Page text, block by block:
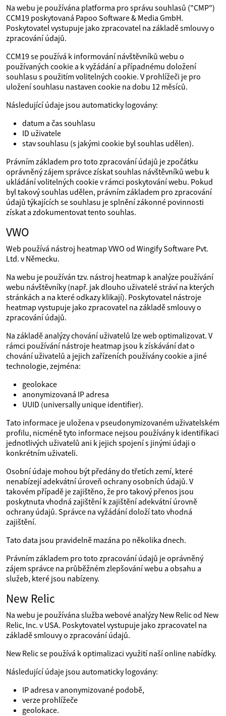
Na webu je používána platforma pro správu souhlasů ("CMP")
CCM19 poskytovaná Papoo Software & Media GmbH.
Poskytovatel vystupuje jako zpracovatel na základě smlouvy o
zpracování údajů.
CCM19 se používá k informování návštěvníků webu o
používaných cookie a k vyžádání a případnému doložení
souhlasu s použitím volitelných cookie. V prohlížeči je pro
uložení souhlasu nastaven cookie na dobu 12 měsíců.
Následující údaje jsou automaticky logovány:
datum a čas souhlasu
ID uživatele
stav souhlasu (s jakými cookie byl souhlas udělen).
Právním základem pro toto zpracování údajů je zpočátku
oprávněný zájem správce získat souhlas návštěvníků webu k
ukládání volitelných cookie v rámci poskytování webu. Pokud
byl takový souhlas udělen, právním základem pro zpracování
údajů týkajících se souhlasu je splnění zákonné povinnosti
získat a zdokumentovat tento souhlas.
VWO
Web používá nástroj heatmap VWO od Wingify Software Pvt.
Ltd. v Německu.
Na webu je používán tzv. nástroj heatmap k analýze používání
webu návštěvníky (např. jak dlouho uživatelé stráví na kterých
stránkách a na které odkazy klikají). Poskytovatel nástroje
heatmap vystupuje jako zpracovatel na základě smlouvy o
zpracování údajů.
Na základě analýzy chování uživatelů lze web optimalizovat. V
rámci používání nástroje heatmap jsou k získávání dat o
chování uživatelů a jejich zařízeních používány cookie a jiné
technologie, zejména:
geolokace
anonymizovaná IP adresa
UUID (universally unique identifier).
Tato informace je uložena v pseudonymizovaném uživatelském
profilu, nicméně tyto informace nejsou používány k identifikaci
jednotlivých uživatelů ani k jejich spojení s jinými údaji o
konkrétním uživateli.
Osobní údaje mohou být předány do třetích zemí, které
nenabízejí adekvátní úroveň ochrany osobních údajů. V
takovém případě je zajištěno, že pro takový přenos jsou
poskytnuta vhodná zajištění k zajištění adekvátní úrovně
ochrany údajů. Správce na vyžádání doloží tato vhodná
zajištění.
Tato data jsou pravidelně mazána po několika dnech.
Právním základem pro toto zpracování údajů je oprávněný
zájem správce na průběžném zlepšování webu a obsahu a
služeb, které jsou nabízeny.
New Relic
Na webu je používána služba webové analýzy New Relic od New
Relic, Inc. v USA. Poskytovatel vystupuje jako zpracovatel na
základě smlouvy o zpracování údajů.
New Relic se používá k optimalizaci využití naší online nabídky.
Následující údaje jsou automaticky logovány:
IP adresa v anonymizované podobě,
verze prohlížeče
geolokace.